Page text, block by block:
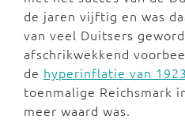
de jaren vijftig en was
van veel Duitsers
afschrikwekkend
de hyperinflatie van 1923
toenmalige Reichsmark
meer waard was.